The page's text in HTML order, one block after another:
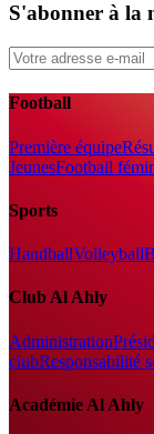
S'abonner à la
Football
Première équipe
JeunesFootball
Sports
HandballVolleyball
Club Al Ahly
Administration
clubResponsabilité
Académie Al Ahly